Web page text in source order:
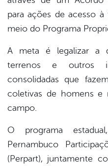
para ações de acesso
meio do Programa
A meta é legalizar a
terrenos e outros
consolidadas que
coletivas de homens e
campo.
O programa
Pernambuco
(Perpart), juntamente